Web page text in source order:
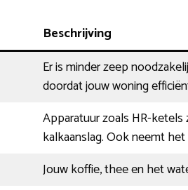
Beschrijving
Er is minder zeep
doordat jouw woning
Apparatuur zoals HR-
kalkaanslag. Ook neemt
Jouw koffie, thee en het